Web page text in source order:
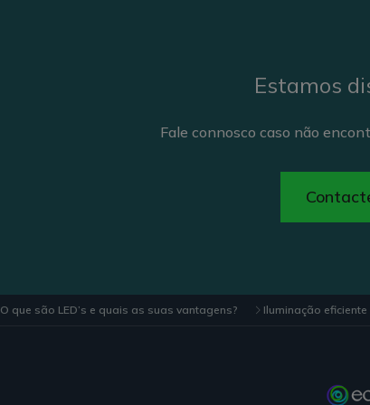
Estamos
Fale connosco caso não
O que são LED’s e quais as suas vantagens? Iluminação eficiente